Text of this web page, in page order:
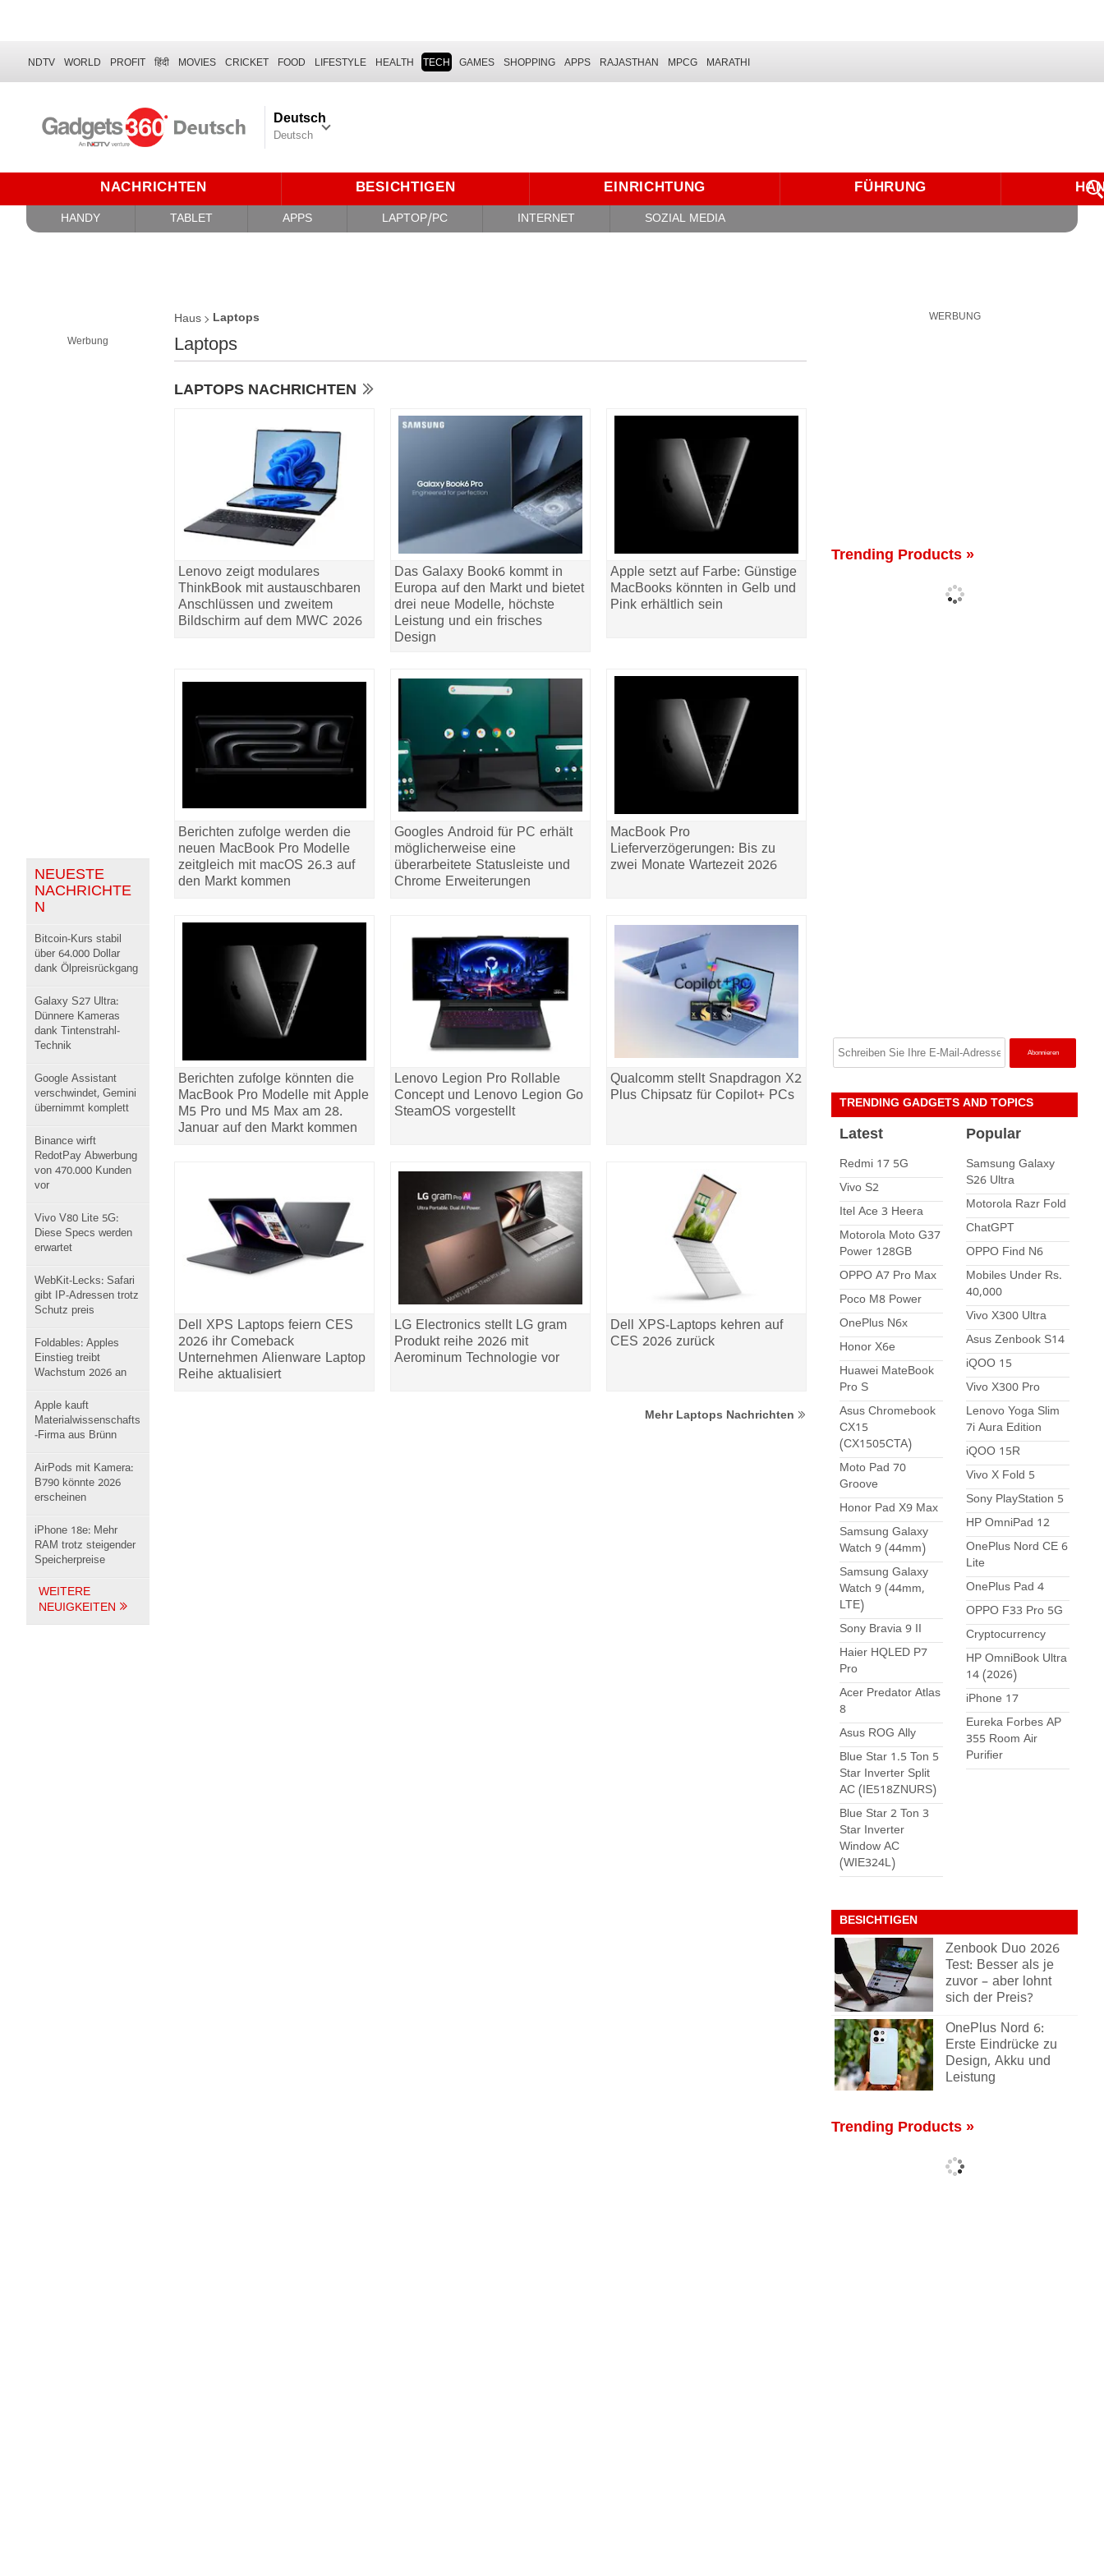
NDTV WORLD PROFIT हिंदी MOVIES CRICKET FOOD LIFESTYLE HEALTH TECH GAMES SHOPPING APPS RAJASTHAN MPCG MARATHI
Deutsch
Deutsch
NACHRICHTEN BESICHTIGEN EINRICHTUNG FÜHRUNG
HANDY TABLET APPS LAPTOP/PC INTERNET SOZIAL MEDIA
Haus Laptops
Laptops
LAPTOPS NACHRICHTEN
Lenovo zeigt modulares
ThinkBook mit austauschbaren
Anschlüssen und zweitem
Bildschirm auf dem MWC 2026
Das Galaxy Book6 kommt in
Europa auf den Markt und bietet
drei neue Modelle, höchste
Leistung und ein frisches
Design
Apple setzt auf Farbe: Günstige
MacBooks könnten in Gelb und
Pink erhältlich sein
Berichten zufolge werden die
neuen MacBook Pro Modelle
zeitgleich mit macOS 26.3 auf
den Markt kommen
Googles Android für PC erhält
möglicherweise eine
überarbeitete Statusleiste und
Chrome Erweiterungen
MacBook Pro
Lieferverzögerungen: Bis zu
zwei Monate Wartezeit 2026
Berichten zufolge könnten die
MacBook Pro Modelle mit Apple
M5 Pro und M5 Max am 28.
Januar auf den Markt kommen
Lenovo Legion Pro Rollable
Concept und Lenovo Legion Go
SteamOS vorgestellt
Qualcomm stellt Snapdragon X2
Plus Chipsatz für Copilot+ PCs
Dell XPS Laptops feiern CES
2026 ihr Comeback
Unternehmen Alienware Laptop
Reihe aktualisiert
LG Electronics stellt LG gram
Produkt reihe 2026 mit
Aerominum Technologie vor
Dell XPS-Laptops kehren auf
CES 2026 zurück
Mehr Laptops Nachrichten
WERBUNG
Trending Products »
TRENDING GADGETS AND TOPICS
Latest
Redmi 17 5G
Vivo S2
Itel Ace 3 Heera
Motorola Moto G37
Power 128GB
OPPO A7 Pro Max
Poco M8 Power
OnePlus N6x
Honor X6e
Huawei MateBook
Pro S
Asus Chromebook
CX15
(CX1505CTA)
Moto Pad 70
Groove
Honor Pad X9 Max
Samsung Galaxy
Watch 9 (44mm)
Samsung Galaxy
Watch 9 (44mm,
LTE)
Sony Bravia 9 II
Haier HQLED P7
Pro
Acer Predator Atlas
8
Asus ROG Ally
Blue Star 1.5 Ton 5
Star Inverter Split
AC (IE518ZNURS)
Blue Star 2 Ton 3
Star Inverter
Window AC
(WIE324L)
Popular
Samsung Galaxy
S26 Ultra
Motorola Razr Fold
ChatGPT
OPPO Find N6
Mobiles Under Rs.
40,000
Vivo X300 Ultra
Asus Zenbook S14
iQOO 15
Vivo X300 Pro
Lenovo Yoga Slim
7i Aura Edition
iQOO 15R
Vivo X Fold 5
Sony PlayStation 5
HP OmniPad 12
OnePlus Nord CE 6
Lite
OnePlus Pad 4
OPPO F33 Pro 5G
Cryptocurrency
HP OmniBook Ultra
14 (2026)
iPhone 17
Eureka Forbes AP
355 Room Air
Purifier
BESICHTIGEN
Zenbook Duo 2026
Test: Besser als je
zuvor – aber lohnt
sich der Preis?
OnePlus Nord 6:
Erste Eindrücke zu
Design, Akku und
Leistung
Trending Products »
Werbung
NEUESTE
NACHRICHTE
N
Bitcoin-Kurs stabil
über 64.000 Dollar
dank Ölpreisrückgang
Galaxy S27 Ultra:
Dünnere Kameras
dank Tintenstrahl-
Technik
Google Assistant
verschwindet, Gemini
übernimmt komplett
Binance wirft
RedotPay Abwerbung
von 470.000 Kunden
vor
Vivo V80 Lite 5G:
Diese Specs werden
erwartet
WebKit-Lecks: Safari
gibt IP-Adressen trotz
Schutz preis
Foldables: Apples
Einstieg treibt
Wachstum 2026 an
Apple kauft
Materialwissenschafts
-Firma aus Brünn
AirPods mit Kamera:
B790 könnte 2026
erscheinen
iPhone 18e: Mehr
RAM trotz steigender
Speicherpreise
WEITERE
NEUIGKEITEN